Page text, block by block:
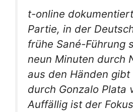
t-online
Partie, in der
frühe Sané-Führung
neun Minuten durch
aus den Händen gibt
durch Gonzalo Plata
Auffällig ist der